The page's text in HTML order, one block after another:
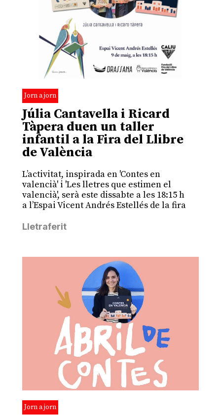
Jorn a jorn
Júlia Cantavella i Ricard
Tàpera duen un taller
infantil a la Fira del Llibre
de València
L’activitat, inspirada en 'Contes en
valencià' i 'Les lletres que estimen el
valencià', serà este dissabte a les 18:15 h
a l’Espai Vicent Andrés Estellés de la fira
Lletraferit
Jorn a jorn